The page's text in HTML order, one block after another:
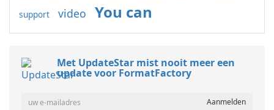
support
video You can
Met UpdateStar mist nooit meer een
update voor FormatFactory